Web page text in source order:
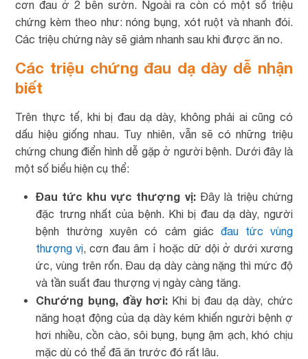
cơn đau ở 2 bên sườn. Ngoài ra còn có một số triệu
chứng kèm theo như: nóng bụng, xót ruột và nhanh đói.
Các triệu chứng này sẽ giảm nhanh sau khi được ăn no.
Các triệu chứng đau dạ dày dễ nhận
biết
Trên thực tế, khi bị đau dạ dày, không phải ai cũng có
dấu hiệu giống nhau. Tuy nhiên, vẫn sẽ có những triệu
chứng chung điển hình dễ gặp ở người bệnh. Dưới đây là
một số biểu hiện cụ thể:
Đau tức khu vực thượng vị: Đây là triệu chứng
đặc trưng nhất của bệnh. Khi bị đau dạ dày, người
bệnh thường xuyên có cảm giác đau tức vùng
thượng vị, cơn đau âm ỉ hoặc dữ dội ở dưới xương
ức, vùng trên rốn. Đau dạ dày càng nặng thì mức độ
và tần suất đau thượng vị ngày càng tăng.
Chướng bụng, đầy hơi: Khi bị đau dạ dày, chức
năng hoạt động của dạ dày kém khiến người bệnh ợ
hơi nhiều, cồn cào, sôi bụng, bụng ậm ạch, khó chịu
mặc dù có thể đã ăn trước đó rất lâu.